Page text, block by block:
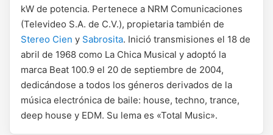
kW de potencia. Pertenece a NRM Comunicaciones
(Televideo S.A. de C.V.), propietaria también de
Stereo Cien y Sabrosita. Inició transmisiones el 18 de
abril de 1968 como La Chica Musical y adoptó la
marca Beat 100.9 el 20 de septiembre de 2004,
dedicándose a todos los géneros derivados de la
música electrónica de baile: house, techno, trance,
deep house y EDM. Su lema es «Total Music».